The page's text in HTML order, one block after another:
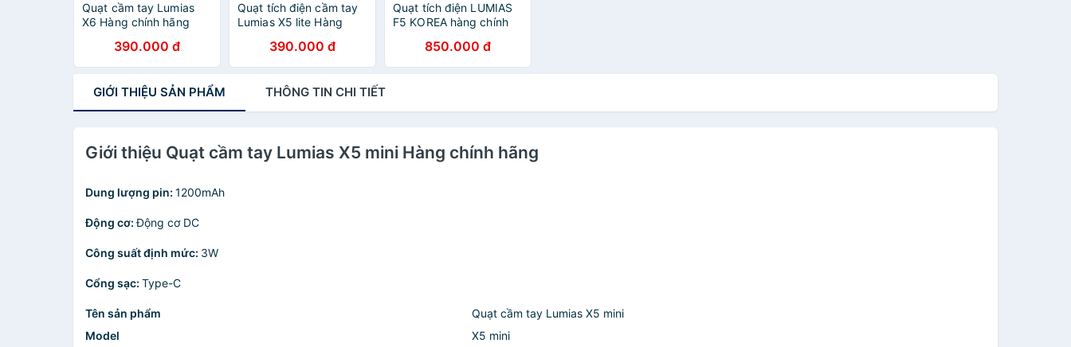
Quạt cầm tay Lumias
X6 Hàng chính hãng
390.000 đ
Quạt tích điện cầm tay
Lumias X5 lite Hàng
390.000 đ
Quạt tích điện LUMIAS
F5 KOREA hàng chính
850.000 đ
GIỚI THIỆU SẢN PHẨM THÔNG TIN CHI TIẾT
Giới thiệu Quạt cầm tay Lumias X5 mini Hàng chính hãng
Dung lượng pin: 1200mAh
Động cơ:Động cơ DC
Công suất định mức: 3W
Cổng sạc: Type-C
Tên sản phẩm
Quạt cầm tay Lumias X5 mini
Model
X5 mini